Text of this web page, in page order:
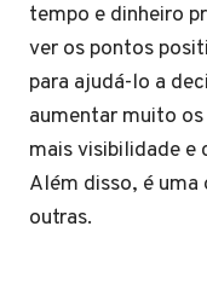
tempo e dinheiro
ver os pontos
para ajudá-lo a
aumentar muito
mais visibilidade e
Além disso, é uma
outras.